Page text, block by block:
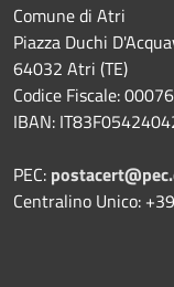
Comune di Atri
Piazza Duchi
64032 Atri (TE)
Codice Fiscale:
IBAN:
PEC:
Centralino Unico: